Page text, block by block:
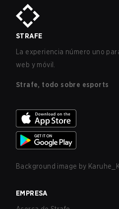
STRAFE
La experiencia número uno
web y móvil.
Strafe, todo sobre esports
Background image by
EMPRESA